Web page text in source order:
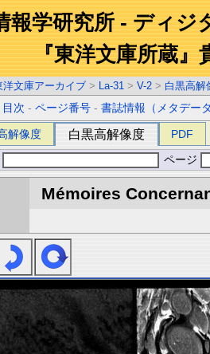
報学研究所 - ディジ
『東洋文庫所蔵』
洋文庫アーカイブ > La-31 > V-2 > 白黒高解
目次 -ページ番号 -書誌情報（メタデー
解像度 白黒高解像度 PDF
ページ
Mémoires